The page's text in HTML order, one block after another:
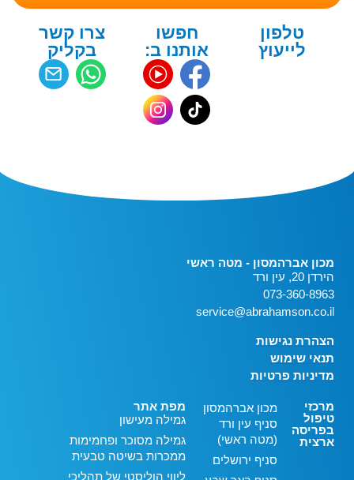
טלפון
לייעוץ
חפשו
אותנו ב:
צרו קשר
בקליק
מכון אברהמסון - מטה ראשי
הירדן 20, עין ורד
073-360-8963
service@abrahamson.co.il
הצהרת נגישות
תנאי שימוש
מדיניות פרטיות
מרכזי
טיפול
בפריסה
ארצית
מכון אברהמסון
סניף עין ורד
(מטה ראשי)
סניף ירושלים
מפת אתר
גמילה מעישון
גמילה מסוכר ופחמימות
ממכרות בשיטה טבעית
ליווי הוליסטי של תהליכי